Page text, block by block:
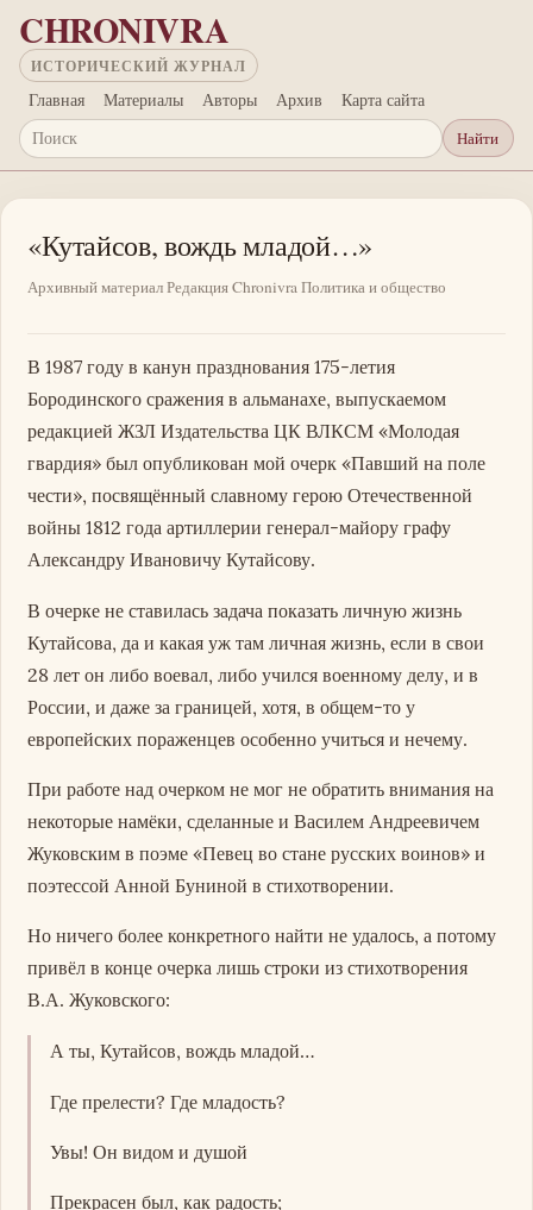
Перейти к основному содержанию
CHRONIVRA
ИСТОРИЧЕСКИЙ ЖУРНАЛ
Главная Материалы Авторы Архив Карта сайта
Поиск
Найти
«Кутайсов, вождь младой…»
Архивный материалРедакция ChronivraПолитика и общество
В 1987 году в канун празднования 175-летия
Бородинского сражения в альманахе, выпускаемом
редакцией ЖЗЛ Издательства ЦК ВЛКСМ «Молодая
гвардия» был опубликован мой очерк «Павший на поле
чести», посвящённый славному герою Отечественной
войны 1812 года артиллерии генерал-майору графу
Александру Ивановичу Кутайсову.
В очерке не ставилась задача показать личную жизнь
Кутайсова, да и какая уж там личная жизнь, если в свои
28 лет он либо воевал, либо учился военному делу, и в
России, и даже за границей, хотя, в общем-то у
европейских пораженцев особенно учиться и нечему.
При работе над очерком не мог не обратить внимания на
некоторые намёки, сделанные и Василем Андреевичем
Жуковским в поэме «Певец во стане русских воинов» и
поэтессой Анной Буниной в стихотворении.
Но ничего более конкретного найти не удалось, а потому
привёл в конце очерка лишь строки из стихотворения
В.А. Жуковского:
А ты, Кутайсов, вождь младой…
Где прелести? Где младость?
Увы! Он видом и душой
Прекрасен был, как радость;